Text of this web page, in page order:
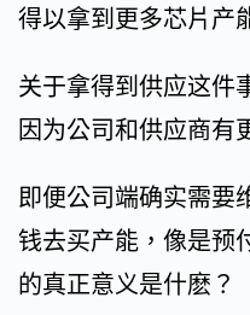
得以拿到更多芯片产
关于拿得到供应这件
因为公司和供应商有
即便公司端确实需要
钱去买产能，像是预
的真正意义是什麽？